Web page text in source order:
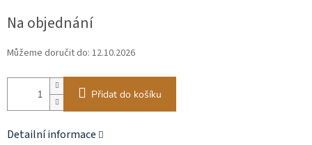
cena:
Na objednání
Můžeme doručit do: 12.10.2026
Přidat do košíku
Detailní informace